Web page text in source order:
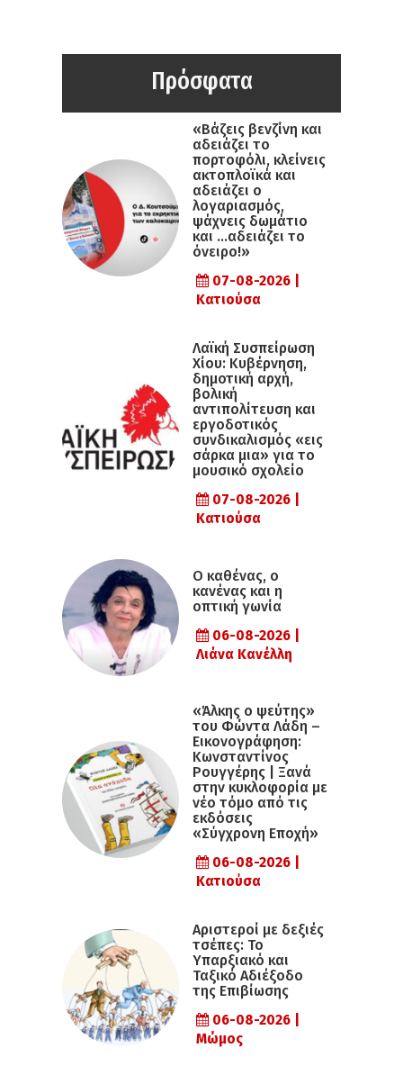
Πρόσφατα
«Βάζεις βενζίνη και
αδειάζει το
πορτοφόλι, κλείνεις
ακτοπλοϊκά και
αδειάζει ο
λογαριασμός,
ψάχνεις δωμάτιο
και …αδειάζει το
όνειρο!»
07-08-2026 |
Κατιούσα
Λαϊκή Συσπείρωση
Χίου: Κυβέρνηση,
δημοτική αρχή,
βολική
αντιπολίτευση και
εργοδοτικός
συνδικαλισμός «εις
σάρκα μια» για το
μουσικό σχολείο
07-08-2026 |
Κατιούσα
Ο καθένας, ο
κανένας και η
οπτική γωνία
06-08-2026 |
Λιάνα Κανέλλη
«Άλκης ο ψεύτης»
του Φώντα Λάδη –
Εικονογράφηση:
Κωνσταντίνος
Ρουγγέρης | Ξανά
στην κυκλοφορία με
νέο τόμο από τις
εκδόσεις
«Σύγχρονη Εποχή»
06-08-2026 |
Κατιούσα
Αριστεροί με δεξιές
τσέπες: Το
Υπαρξιακό και
Ταξικό Αδιέξοδο
της Επιβίωσης
06-08-2026 |
Μώμος